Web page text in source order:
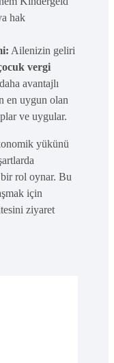
hak
Ailenizin geliri
vergi
daha avantajlı
en uygun olan
ve uygular.
yükünü
bir rol oynar. Bu
için
ziyaret